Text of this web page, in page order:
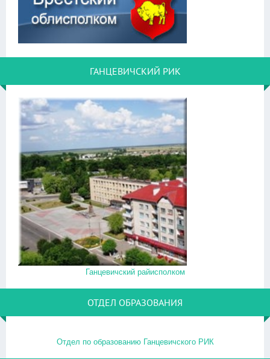
ГАНЦЕВИЧСКИЙ РИК
Ганцевичский райисполком
ОТДЕЛ ОБРАЗОВАНИЯ
Отдел по образованию Ганцевичского РИК